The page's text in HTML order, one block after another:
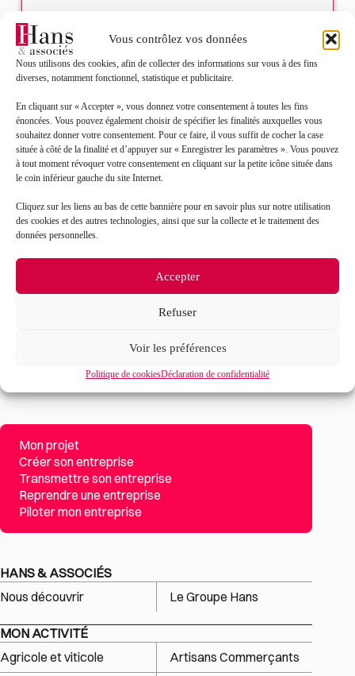
Vous contrôlez vos données
Nous utilisons des cookies, afin de collecter des informations sur vous à des fins
diverses, notamment fonctionnel, statistique et publicitaire.
En cliquant sur « Accepter », vous donnez votre consentement à toutes les fins
énoncées. Vous pouvez également choisir de spécifier les finalités auxquelles vous
souhaitez donner votre consentement. Pour ce faire, il vous suffit de cocher la case
située à côté de la finalité et d’appuyer sur « Enregistrer les paramètres ». Vous pouvez
à tout moment révoquer votre consentement en cliquant sur la petite icône située dans
le coin inférieur gauche du site Internet.
Cliquez sur les liens au bas de cette bannière pour en savoir plus sur notre utilisation
des cookies et des autres technologies, ainsi que sur la collecte et le traitement des
données personnelles.
Accepter
Refuser
Voir les préférences
Politique de cookiesDéclaration de confidentialité
RGPDJ’accepte que mes données soient traitées en accord
avec la politique de confidentialité du site*
d’utilisations’appliquent.
Mon projet
Créer son entreprise
Transmettre son entreprise
Reprendre une entreprise
Piloter mon entreprise
HANS & ASSOCIÉS
Nous découvrir
Le Groupe Hans
MON ACTIVITÉ
Agricole et viticole
Artisans Commerçants